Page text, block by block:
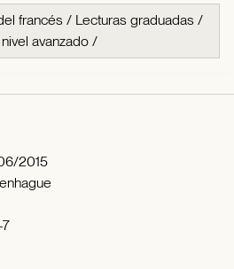
francés / Lecturas graduadas /
avanzado /
2015